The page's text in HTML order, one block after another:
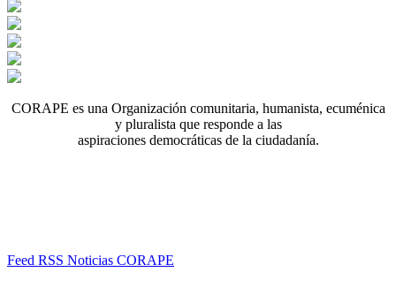
CORAPE es una Organización comunitaria, humanista, ecuménica
y pluralista que responde a las
aspiraciones democráticas de la ciudadanía.
Feed RSS Noticias CORAPE